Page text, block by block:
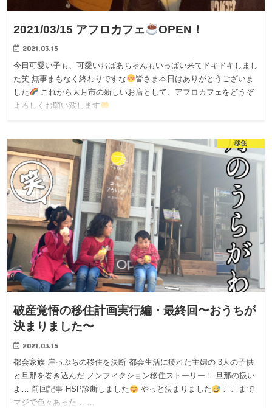
2021/03/15 アフロカフェ OPEN！
2021.03.15
今日可愛い子も、可愛いおばあちゃんもいっぱい来てドキドキしまし
た笑 無事まもなく終わりですな
皆さま本日はありがとうございま
した
これから大月市の新しいお店として、アフロカフェをどうぞ
よろしくお願い致します
移住
破産覚悟の移住計画実行編・最終回〜おうちが
決まりました〜
2021.03.15
都会家族 崖っぷちの移住を決断 都会生活に疲れた主婦の 3人の子供
と旦那を巻き込んだ ノンフィクション移住ストーリー！ 旦那の扱い
よ… 前回記事 HSP診断しました
やっと決まりました
ここまで
マジで色々あった… …